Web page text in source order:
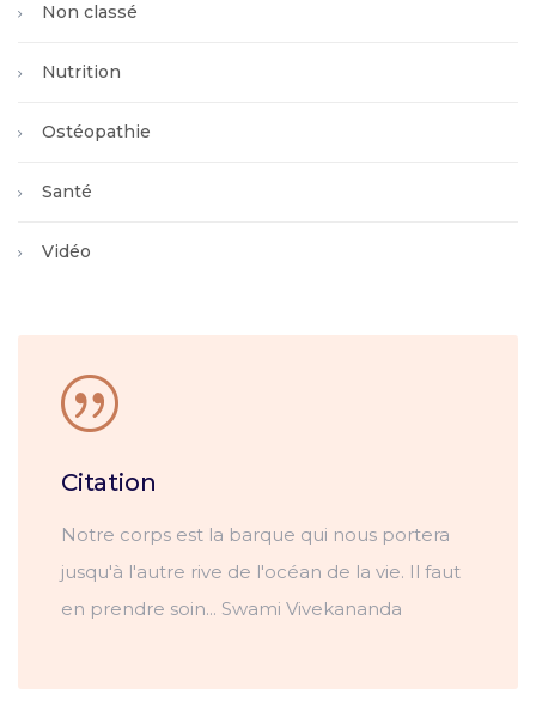
Non classé
Nutrition
Ostéopathie
Santé
Vidéo
Citation
Notre corps est la barque qui nous portera
jusqu'à l'autre rive de l'océan de la vie. Il faut
en prendre soin... Swami Vivekananda